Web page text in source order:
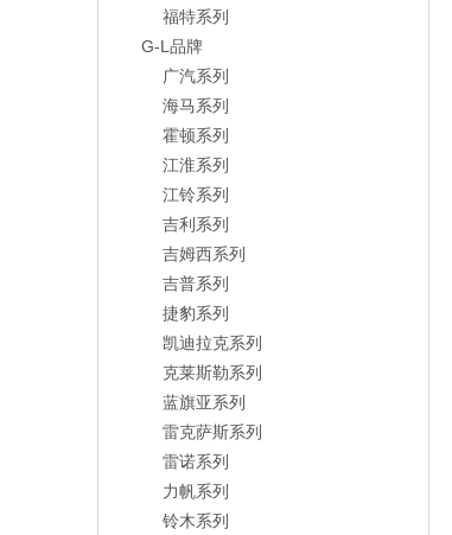
福特系列
G-L品牌
广汽系列
海马系列
霍顿系列
江淮系列
江铃系列
吉利系列
吉姆西系列
吉普系列
捷豹系列
凯迪拉克系列
克莱斯勒系列
蓝旗亚系列
雷克萨斯系列
雷诺系列
力帆系列
铃木系列